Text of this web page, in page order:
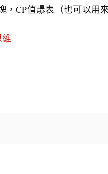
CP值爆表（也可以用